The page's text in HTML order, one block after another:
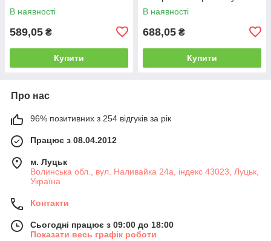
КАПЕЛЮШКАХ (у дисп., в ас.)
В наявності
589,05 ₴
Купити
Three" - КОТИКИ ТА ПЕСИКИ
(у дисп., в ас.)
В наявності
688,05 ₴
Купити
Про нас
96% позитивних з 254 відгуків за рік
Працює з 08.04.2012
м. Луцьк
Волинська обл., вул. Наливайка 24а, індекс 43023, Луцьк,
Україна
Контакти
Сьогодні працює з 09:00 до 18:00
Показати весь графік роботи